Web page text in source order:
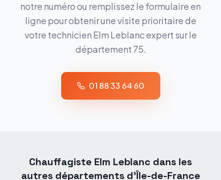
notre numéro ou remplissez le formulaire en
ligne pour obtenir une visite prioritaire de
votre technicien Elm Leblanc expert sur le
département 75.
01 88 33 64 60
Chauffagiste Elm Leblanc dans les
autres départements d'Île-de-France